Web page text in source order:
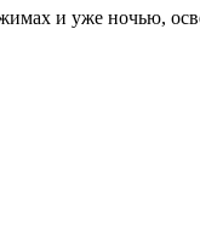
и уже ночью,